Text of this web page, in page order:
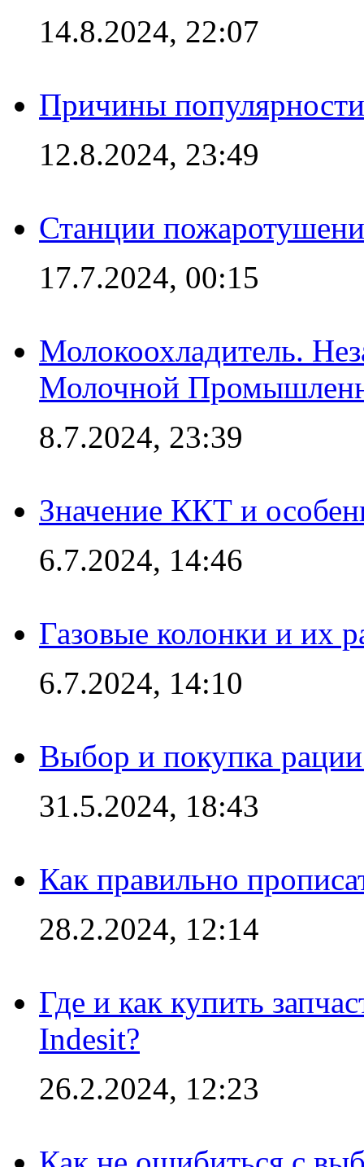
14.8.2024, 22:07
Причины
12.8.2024, 23:49
Станции
17.7.2024, 00:15
Молокоохладитель.
Молочной
8.7.2024, 23:39
Значение ККТ и
6.7.2024, 14:46
Газовые колонки и их
6.7.2024, 14:10
Выбор и покупка
31.5.2024, 18:43
Как правильно
28.2.2024, 12:14
Где и как купить
Indesit?
26.2.2024, 12:23